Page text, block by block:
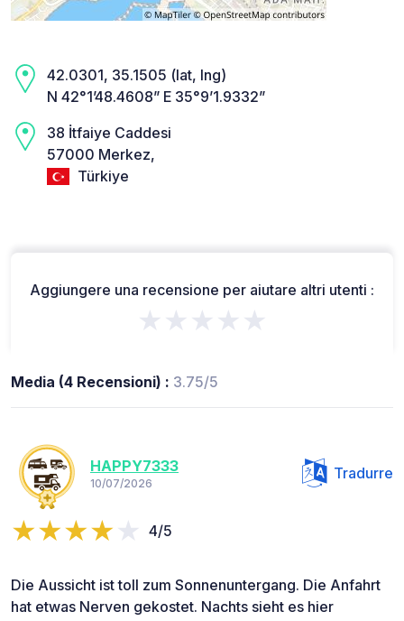
42.0301, 35.1505 (lat, lng)
N 42°1’48.4608” E 35°9’1.9332”
38 İtfaiye Caddesi
57000 Merkez,
Türkiye
Aggiungere una recensione per aiutare altri utenti :
★★★★★
Media (4 Recensioni) : 3.75/5
HAPPY7333
10/07/2026
Tradurre
4/5
Die Aussicht ist toll zum Sonnenuntergang. Die Anfahrt
hat etwas Nerven gekostet. Nachts sieht es hier